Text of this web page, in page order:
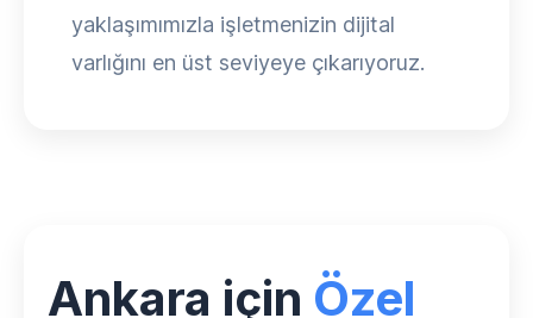
yaklaşımımızla işletmenizin dijital
varlığını en üst seviyeye çıkarıyoruz.
Ankara için Özel